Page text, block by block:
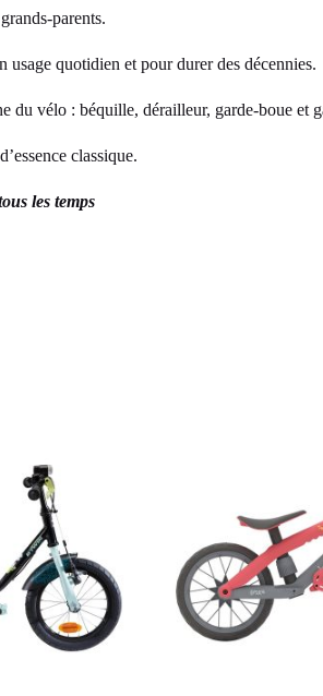
parents.
quotidien et pour durer des décennies.
du vélo : béquille, dérailleur, garde-boue et
classique.
les temps